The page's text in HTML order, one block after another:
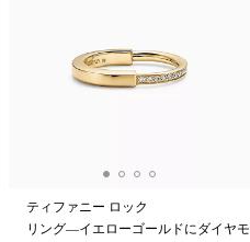
ティファニー ロック
リング—イエローゴールドにダイヤモ